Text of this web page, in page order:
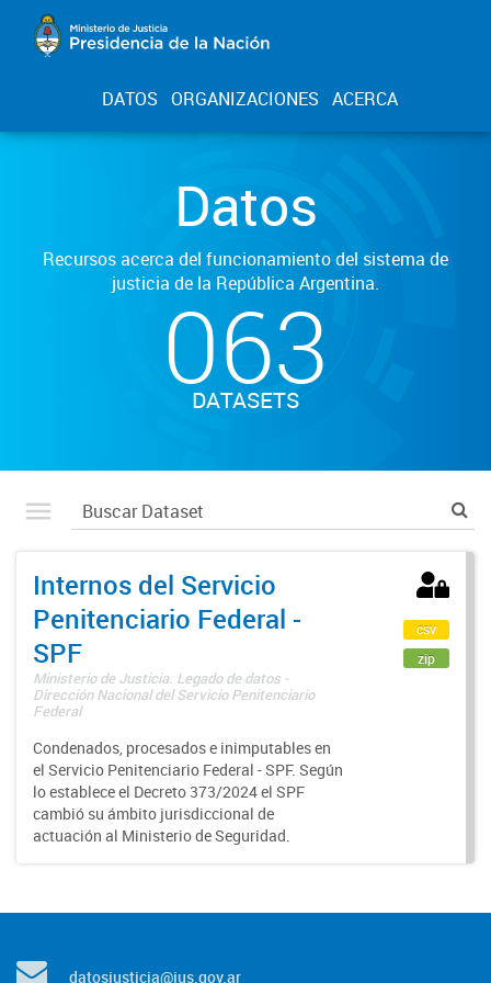
DATOS ORGANIZACIONES ACERCA
Datos
Recursos acerca del funcionamiento del sistema de
justicia de la República Argentina.
063
DATASETS
Internos del Servicio
Penitenciario Federal -
SPF
Ministerio de Justicia. Legado de datos -
Dirección Nacional del Servicio Penitenciario
Federal
Condenados, procesados e inimputables en
el Servicio Penitenciario Federal - SPF. Según
lo establece el Decreto 373/2024 el SPF
cambió su ámbito jurisdiccional de
actuación al Ministerio de Seguridad.
csv
zip
datosjusticia@jus.gov.ar